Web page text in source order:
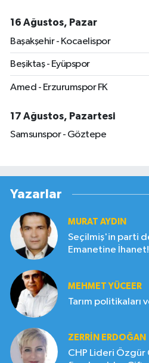
16 Ağustos, Pazar
Başakşehir - Kocaelispor
Beşiktaş - Eyüpspor
Amed - Erzurumspor FK
17 Ağustos, Pazartesi
Samsunspor - Göztepe
Yazarlar
MURAT AYDIN
Seçilmiş'in parti
Emanetine İhanet!
MEHMET YÜCEER
Tarım politikaları
ZERRIN ERDOĞAN
CHP Lideri Özgür